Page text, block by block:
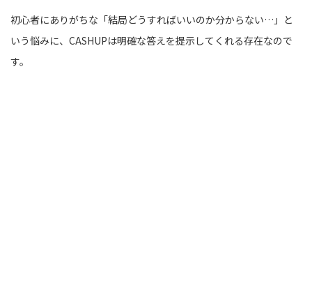
初心者にありがちな「結局どうすればいいのか分からない…」と
いう悩みに、CASHUPは明確な答えを提示してくれる存在なので
す。